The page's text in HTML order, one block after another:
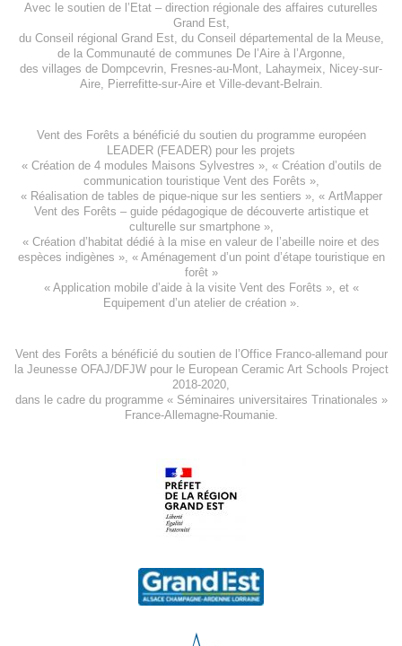
Avec le soutien de l’ Etat – direction régionale des affaires cuturelles
Grand Est,
du Conseil régional Grand Est, du Conseil départemental de la Meuse,
de la Communauté de communes De l’Aire à l’Argonne,
des villages de Dompcevrin, Fresnes-au-Mont, Lahaymeix, Nicey-sur-
Aire, Pierrefitte-sur-Aireet Ville-devant-Belrain.
Vent des Forêts a bénéficié du soutien du programme européen
LEADER (FEADER) pour les projets
« Création de 4 modules Maisons Sylvestres », « Création d’outils de
communication touristique Vent des Forêts »,
« Réalisation de tables de pique-nique sur les sentiers », « ArtMapper
Vent des Forêts – guide pédagogique de découverte artistique et
culturelle sur smartphone »,
« Création d’habitat dédié à la mise en valeur de l’abeille noire et des
espèces indigènes », « Aménagement d’un point d’étape touristique en
forêt»
« Application mobile d’aide à la visite Vent des Forêts », et «
Equipement d’un atelier de création».
Vent des Forêts a bénéficié du soutien de l’Office Franco-allemand pour
la Jeunesse OFAJ/DFJWpour leEuropean Ceramic Art Schools Project
2018-2020,
dans le cadre du programme « Séminaires universitaires Trinationales »
France-Allemagne-Roumanie.